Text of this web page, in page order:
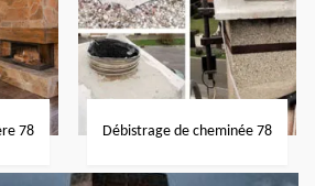
78 Débistrage de cheminée 78